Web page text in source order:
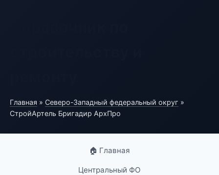
Главная » Северо-Западный федеральный округ »
СтройАртель Бригадир АрхПро
🏠 Главная
Центральный ФО